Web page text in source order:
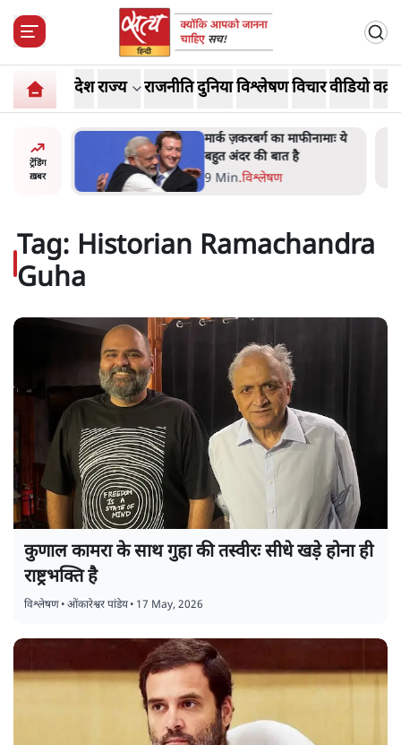
देशराज्य राजनीतिदुनियाविश्लेषणविचारवीडियो
ट्रेंडिंग
ख़बर
भागवत
मार्क ज़करबर्ग का माफीनामाः ये
बहुत अंदर की बात है
9 Min.विश्लेषण
Tag: Historian Ramachandra
Guha
कुणाल कामरा के साथ गुहा की तस्वीरः सीधे खड़े होना ही
राष्ट्रभक्ति है
विश्लेषण•ओंकारेश्वर पांडेय• 17 May, 2026